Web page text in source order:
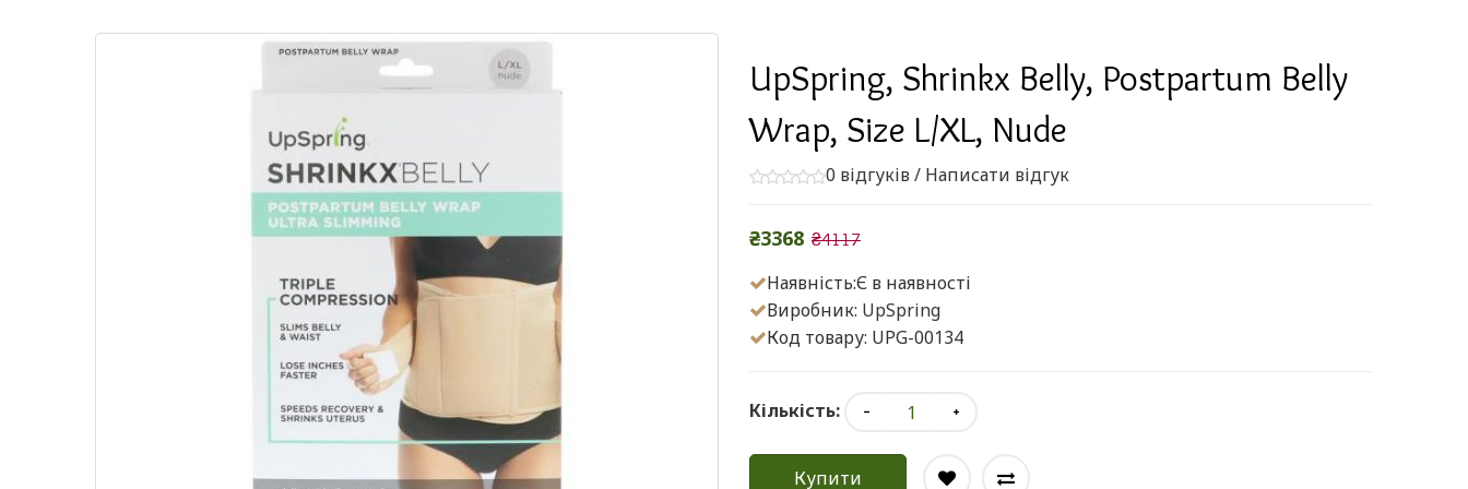
UpSpring, Shrinkx Belly, Postpartum Belly
Wrap, Size L/XL, Nude
0 відгуків/ Написати відгук
₴3368 ₴4117
Наявність:Є в наявності
Виробник: UpSpring
Код товару: UPG-00134
Кількість:
Купити